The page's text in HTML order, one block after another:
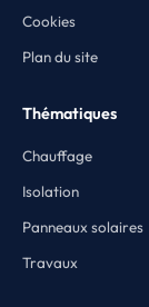
Cookies
Plan du site
Thématiques
Chauffage
Isolation
Panneaux solaires
Travaux